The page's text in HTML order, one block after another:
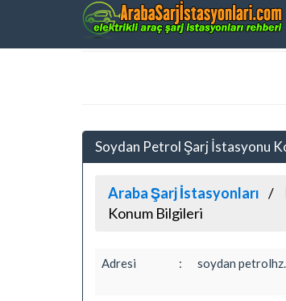
Soydan Petrol Şarj İstasyonu
Araba Şarj İstasyonları
Konum Bilgileri
Adresi : soydan